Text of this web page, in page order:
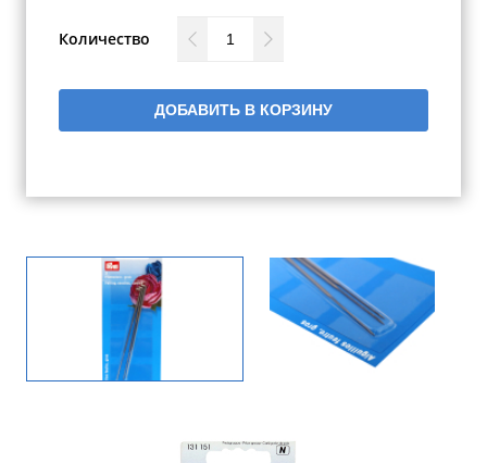
Количество
ДОБАВИТЬ В КОРЗИНУ